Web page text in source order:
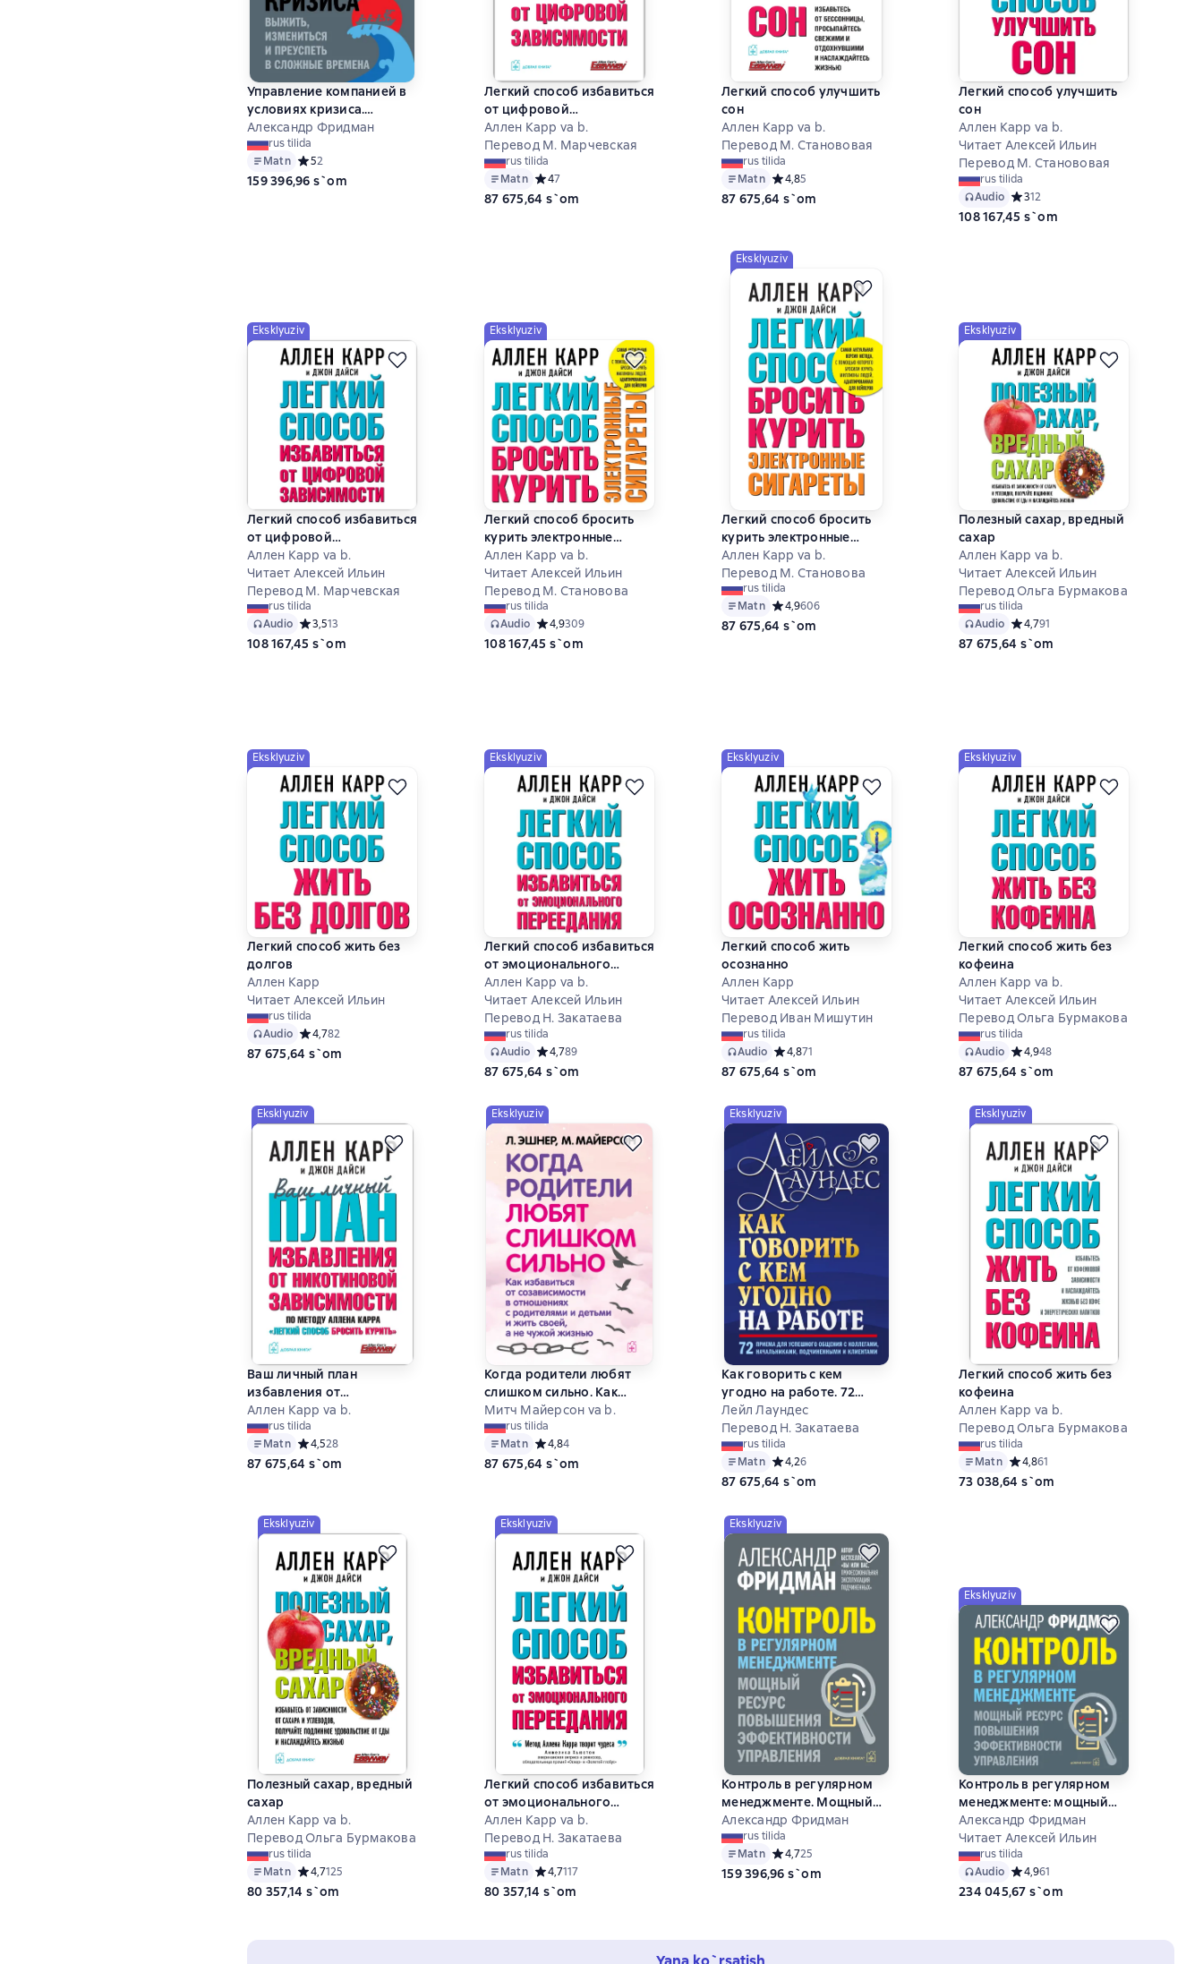
Управление компанией в
условиях кризиса.
Выжить, измениться и
преуспеть в сложные
времена
Александр Фридман
rus tilida
Matn Средний рейтинг 5 на основе 2 оценок
52
159 396,96 s`om
Легкий способ избавиться
от цифровой
зависимости
Аллен Карр va b.
Перевод М. Марчевская
rus tilida
Matn Средний рейтинг 4 на основе 7 оценок
47
87 675,64 s`om
Легкий способ улучшить
сон
Аллен Карр va b.
Перевод М. Станововая
rus tilida
Matn Средний рейтинг 4,8 на основе 5 оценок
4,85
87 675,64 s`om
Легкий способ улучшить
сон
Аллен Карр va b.
Читает Алексей Ильин
Перевод М. Станововая
rus tilida
Audio Средний рейтинг 3 на основе 12
312
108 167,45 s`om
Eksklyuziv
Легкий способ избавиться
от цифровой
зависимости
Аллен Карр va b.
Читает Алексей Ильин
Перевод М. Марчевская
rus tilida
Audio Средний рейтинг 3,5 на основе 13 оценок
3,513
108 167,45 s`om
Eksklyuziv
Легкий способ бросить
курить электронные
сигареты
Аллен Карр va b.
Читает Алексей Ильин
Перевод М. Становова
rus tilida
Audio Средний рейтинг 4,9 на основе 309 оценок
4,9309
108 167,45 s`om
Eksklyuziv
Легкий способ бросить
курить электронные
сигареты
Аллен Карр va b.
Перевод М. Становова
rus tilida
Matn Средний рейтинг 4,9 на основе 606 оценок
4,9606
87 675,64 s`om
Eksklyuziv
Полезный сахар, вредный
сахар
Аллен Карр va b.
Читает Алексей Ильин
Перевод Ольга Бурмакова
rus tilida
Audio Средний рейтинг 4,7 на основе 91
4,791
87 675,64 s`om
Eksklyuziv
Легкий способ жить без
долгов
Аллен Карр
Читает Алексей Ильин
rus tilida
Audio Средний рейтинг 4,7 на основе 82 оценок
4,782
87 675,64 s`om
Eksklyuziv
Легкий способ избавиться
от эмоционального
переедания
Аллен Карр va b.
Читает Алексей Ильин
Перевод Н. Закатаева
rus tilida
Audio Средний рейтинг 4,7 на основе 89 оценок
4,789
87 675,64 s`om
Eksklyuziv
Легкий способ жить
осознанно
Аллен Карр
Читает Алексей Ильин
Перевод Иван Мишутин
rus tilida
Audio Средний рейтинг 4,8 на основе 71 оценок
4,871
87 675,64 s`om
Eksklyuziv
Легкий способ жить без
кофеина
Аллен Карр va b.
Читает Алексей Ильин
Перевод Ольга Бурмакова
rus tilida
Audio Средний рейтинг 4,9 на основе 48
4,948
87 675,64 s`om
Eksklyuziv
Ваш личный план
избавления от
никотиновой
зависимости по методу
Аллена Карра «Легкий
способ бросить курить»
Аллен Карр va b.
rus tilida
Matn Средний рейтинг 4,5 на основе 28 оценок
4,528
87 675,64 s`om
Eksklyuziv
Когда родители любят
слишком сильно. Как
избавиться от
созависимости в
отношениях с
родителями и детьми и
Митч Майерсон va b.
rus tilida
Matn Средний рейтинг 4,8 на основе 4 оценок
4,84
87 675,64 s`om
Eksklyuziv
Как говорить с кем
угодно на работе. 72
приема для успешного
общения с коллегами,
начальниками,
подчиненными и
клиентами
Лейл Лаундес
Перевод Н. Закатаева
rus tilida
Matn Средний рейтинг 4,2 на основе 6 оценок
4,26
87 675,64 s`om
Eksklyuziv
Легкий способ жить без
кофеина
Аллен Карр va b.
Перевод Ольга Бурмакова
rus tilida
Matn Средний рейтинг 4,8 на основе 61
4,861
73 038,64 s`om
Eksklyuziv
Полезный сахар, вредный
сахар
Аллен Карр va b.
Перевод Ольга Бурмакова
rus tilida
Matn Средний рейтинг 4,7 на основе 125 оценок
4,7125
80 357,14 s`om
Eksklyuziv
Легкий способ избавиться
от эмоционального
переедания
Аллен Карр va b.
Перевод Н. Закатаева
rus tilida
Matn Средний рейтинг 4,7 на основе 117 оценок
4,7117
80 357,14 s`om
Eksklyuziv
Контроль в регулярном
менеджменте. Мощный
ресурс повышения
эффективности
управления
Александр Фридман
rus tilida
Matn Средний рейтинг 4,7 на основе 25 оценок
4,725
159 396,96 s`om
Eksklyuziv
Контроль в регулярном
менеджменте: мощный
ресурс повышения
эффективности
управления
Александр Фридман
Читает Алексей Ильин
rus tilida
Audio Средний рейтинг 4,9 на основе 61
4,961
234 045,67 s`om